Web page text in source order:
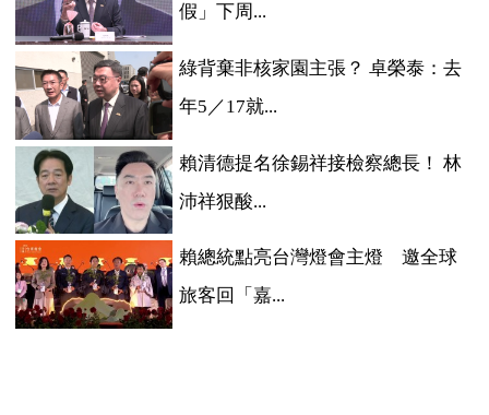
假」下周...
綠背棄非核家園主張？ 卓榮泰：去
年5／17就...
賴清德提名徐錫祥接檢察總長！ 林
沛祥狠酸...
賴總統點亮台灣燈會主燈 邀全球
旅客回「嘉...